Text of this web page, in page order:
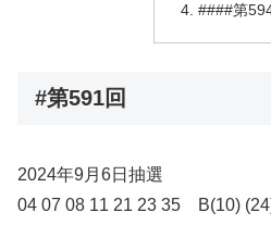
####第
#第591回
2024年9月6日抽選
04 07 08 11 21 23 35 B(10)